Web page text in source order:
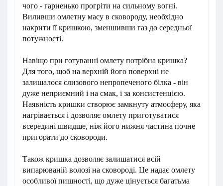
чого - гарненько прогріти на сильному вогні.
Виливши омлетну масу в сковороду, необхідно
накрити її кришкою, зменшивши газ до середньої
потужності.
Навіщо при готуванні омлету потрібна кришка?
Для того, щоб на верхній його поверхні не
залишалося слизового непропеченого білка - він
дуже неприємний і на смак, і за консистенцією.
Наявність кришки створює замкнуту атмосферу, яка
нагрівається і дозволяє омлету приготуватися
всередині швидше, ніж його нижня частина почне
пригорати до сковороди.
Також кришка дозволяє залишатися всій
випарюваній волозі на сковороді. Це надає омлету
особливої пишності, що дуже цінується багатьма